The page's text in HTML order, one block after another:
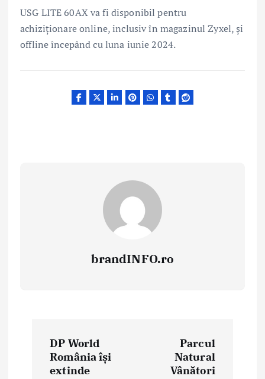
USG LITE 60AX va fi disponibil pentru
achiziționare online, inclusiv în magazinul Zyxel, și
offline începând cu luna iunie 2024.
brandINFO.ro
DP World
România își
extinde
Parcul
Natural
Vânători